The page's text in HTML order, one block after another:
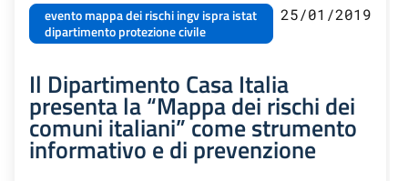
evento mappa dei rischi ingv ispra istat
dipartimento protezione civile
25/01/2019
Il Dipartimento Casa Italia
presenta la “Mappa dei rischi dei
comuni italiani” come strumento
informativo e di prevenzione